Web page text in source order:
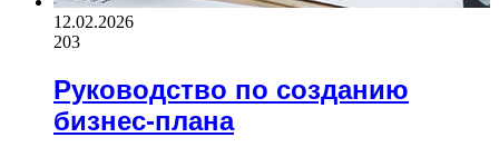
12.02.2026
203
Руководство по созданию
бизнес-плана